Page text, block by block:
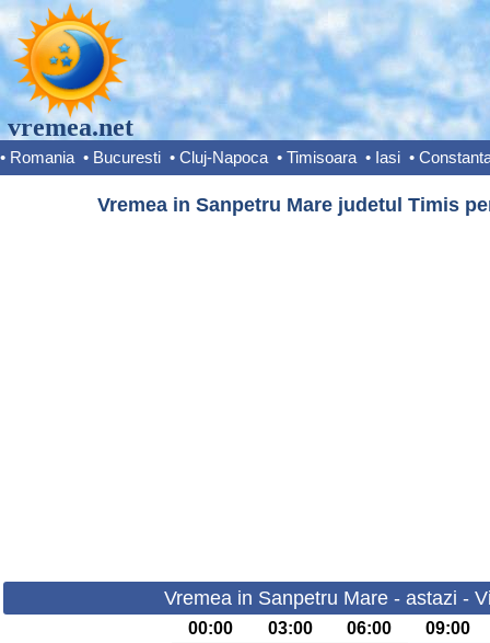
vremea.net
• Romania • Bucuresti • Cluj-Napoca • Timisoara • Iasi •
Vremea in Sanpetru Mare judetul Timis
Vremea in Sanpetru Mare - astazi -
00:00 03:00 06:00 09:00